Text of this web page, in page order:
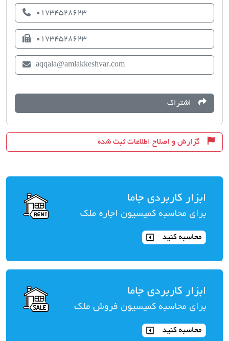
01734528623
01734528623
aqqala@amlakkeshvar.com
اشتراک
گزارش و اصلاح اطلاعات ثبت شده